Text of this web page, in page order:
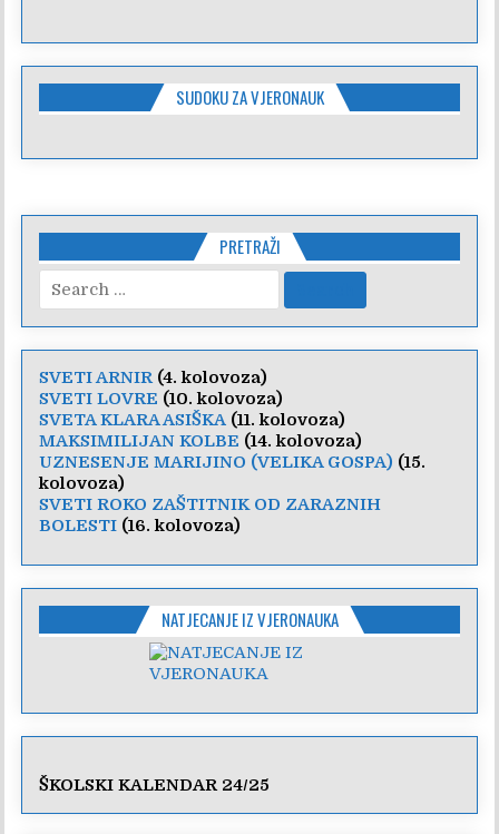
SUDOKU ZA VJERONAUK
PRETRAŽI
Search
for:
SVETI ARNIR (4. kolovoza)
SVETI LOVRE (10. kolovoza)
SVETA KLARA ASIŠKA (11. kolovoza)
MAKSIMILIJAN KOLBE (14. kolovoza)
UZNESENJE MARIJINO (VELIKA GOSPA) (15.
kolovoza)
SVETI ROKO ZAŠTITNIK OD ZARAZNIH
BOLESTI (16. kolovoza)
NATJECANJE IZ VJERONAUKA
ŠKOLSKI KALENDAR 24/25